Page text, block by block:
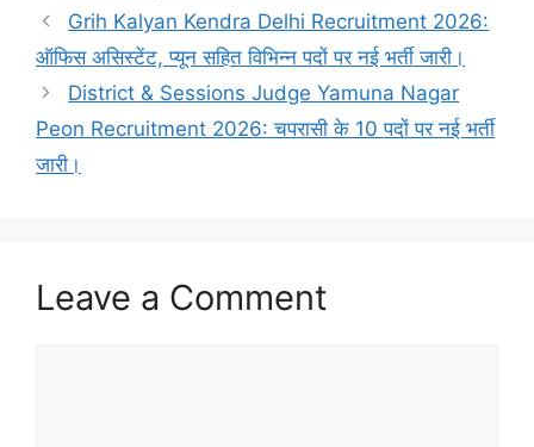
Grih Kalyan Kendra Delhi Recruitment 2026:
ऑफिस असिस्टेंट, प्यून सहित विभिन्न पदों पर नई भर्ती जारी।
District & Sessions Judge Yamuna Nagar
Peon Recruitment 2026: चपरासी के 10 पदों पर नई भर्ती
जारी।
Leave a Comment